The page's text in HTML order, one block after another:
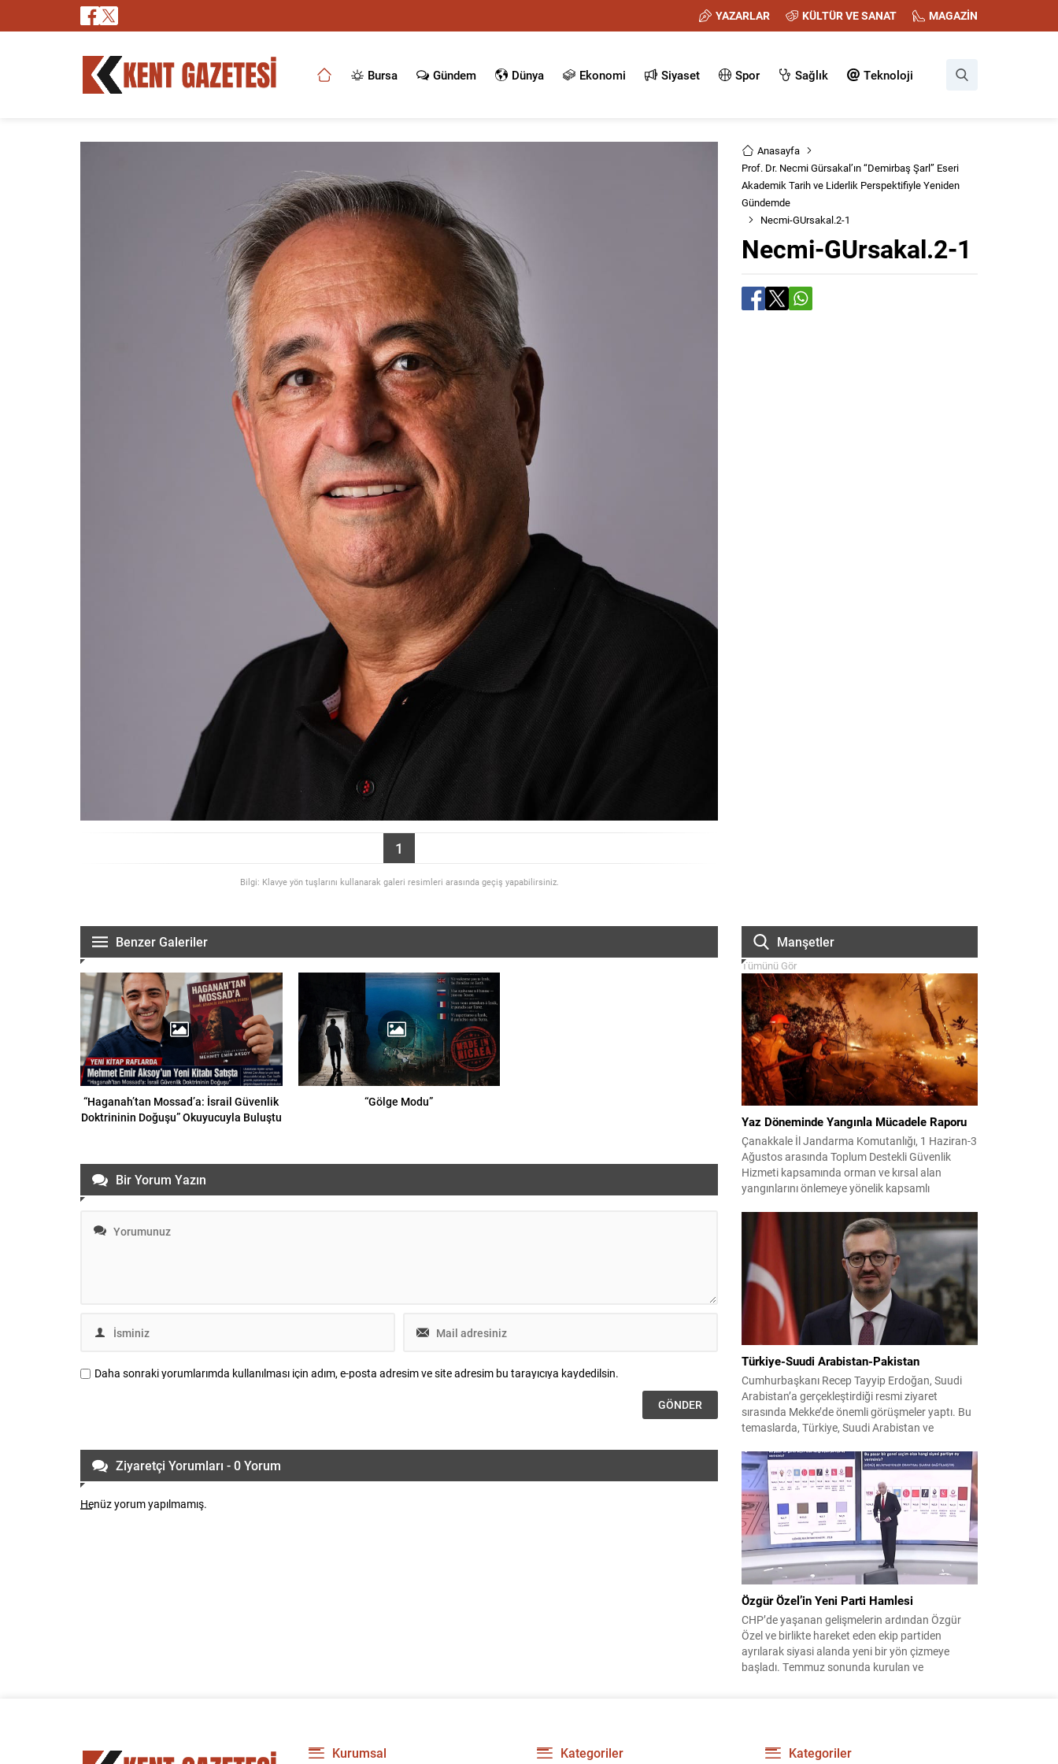
YAZARLAR KÜLTÜR VE SANAT MAGAZİN
Bursa Gündem Dünya Ekonomi Siyaset Spor Sağlık Teknoloji
1
Bilgi: Klavye yön tuşlarını kullanarak galeri resimleri arasında geçiş yapabilirsiniz.
Anasayfa
Prof. Dr. Necmi Gürsakal’ın “Demirbaş Şarl” Eseri
Akademik Tarih ve Liderlik Perspektifiyle Yeniden
Gündemde
Necmi-GUrsakal.2-1
Necmi-GUrsakal.2-1
Benzer Galeriler
“Haganah’tan Mossad’a: İsrail Güvenlik
Doktrininin Doğuşu” Okuyucuyla Buluştu
“Gölge Modu”
Bir Yorum Yazın
Daha sonraki yorumlarımda kullanılması için adım, e-posta adresim ve site adresim bu tarayıcıya kaydedilsin.
Ziyaretçi Yorumları - 0 Yorum
Henüz yorum yapılmamış.
Manşetler
Tümünü Gör
Yaz Döneminde Yangınla Mücadele Raporu
Çanakkale İl Jandarma Komutanlığı, 1 Haziran-3
Ağustos arasında Toplum Destekli Güvenlik
Hizmeti kapsamında orman ve kırsal alan
yangınlarını önlemeye yönelik kapsamlı
görev yapan 178 tim ve 742 personel, sahada
aktif olarak halkı bilinçlendirdi ve denetim
faaliyetleri gerçekleştirdi. Faaliyetler esnasında
bin 315 biçerdöver ve balya...
Türkiye-Suudi Arabistan-Pakistan
Cumhurbaşkanı Recep Tayyip Erdoğan, Suudi
Arabistan’a gerçekleştirdiği resmi ziyaret
sırasında Mekke’de önemli görüşmeler yaptı. Bu
temaslarda, Türkiye, Suudi Arabistan ve
birliği çerçevesi oluşturuldu. Ziyaretin en somut
çıktısı, üç ülkenin imza attığı Mekke Ortak
Savunma Anlaşması oldu. Anlaşma; ortak
güvenlik yaklaşımıyla bölgesel barış, istikrar...
Özgür Özel’in Yeni Parti Hamlesi
CHP’de yaşanan gelişmelerin ardından Özgür
Özel ve birlikte hareket eden ekip partiden
ayrılarak siyasi alanda yeni bir yön çizmeye
başladı. Temmuz sonunda kurulan ve
bulduğu iddiaları gündemi...
Kurumsal Kategoriler Kategoriler